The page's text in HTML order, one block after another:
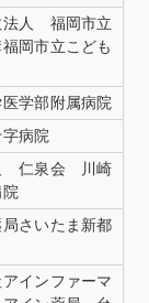
法人 福岡市立
岡市立こども
学部附属病院
病院
仁泉会 川崎
院
さいたま新都
インファーマ